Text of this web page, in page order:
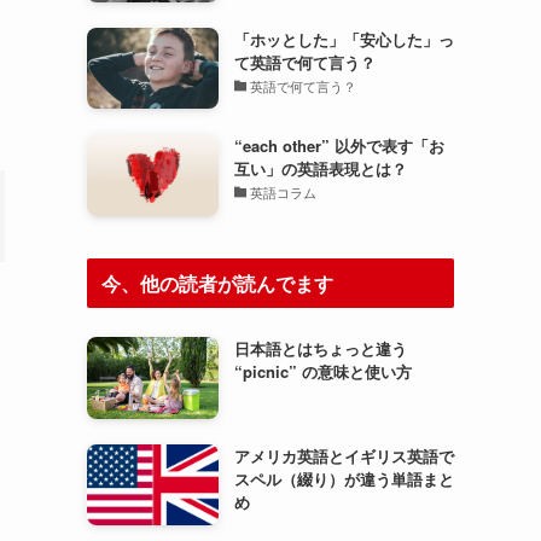
「ホッとした」「安心した」っ
て英語で何て言う？
英語で何て言う？
“each other” 以外で表す「お
互い」の英語表現とは？
英語コラム
今、他の読者が読んでます
日本語とはちょっと違う
“picnic” の意味と使い方
アメリカ英語とイギリス英語で
スペル（綴り）が違う単語まと
め